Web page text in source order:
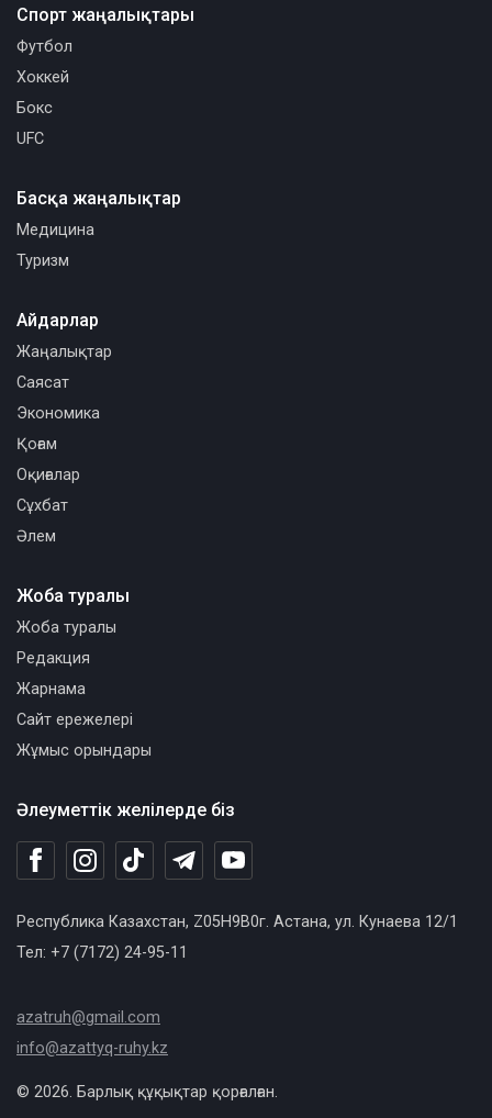
Спорт жаңалықтары
Футбол
Хоккей
Бокс
UFC
Басқа жаңалықтар
Медицина
Туризм
Әлеуметтік желілерде біз
Республика Казахстан, Z05H9B0г. Астана, ул. Кунаева 12/1
Тел: +7 (7172) 24-95-11
azatruh@gmail.com
info@azattyq-ruhy.kz
Айдарлар
Жаңалықтар
Саясат
Экономика
Қоғам
Оқиғалар
Сұхбат
Әлем
Жоба туралы
Жоба туралы
Редакция
Жарнама
Сайт ережелері
Жұмыс орындары
© 2026. Барлық құқықтар қорғалған.